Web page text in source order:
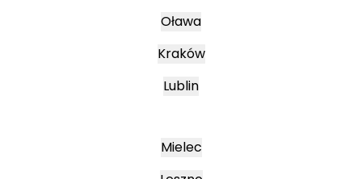
Oława
Kraków
Lublin
Mielec